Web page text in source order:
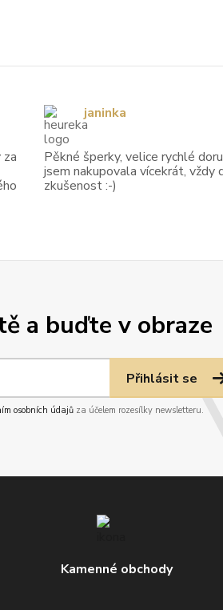
a buďte v obraze
Přihlásit se
osobních údajůza účelem rozesílky newsletteru.
Kamenné obchody
Pěkné šperky, velice rychlé
jsem nakupovala vícekrát, vždy
zkušenost :-)
janinka